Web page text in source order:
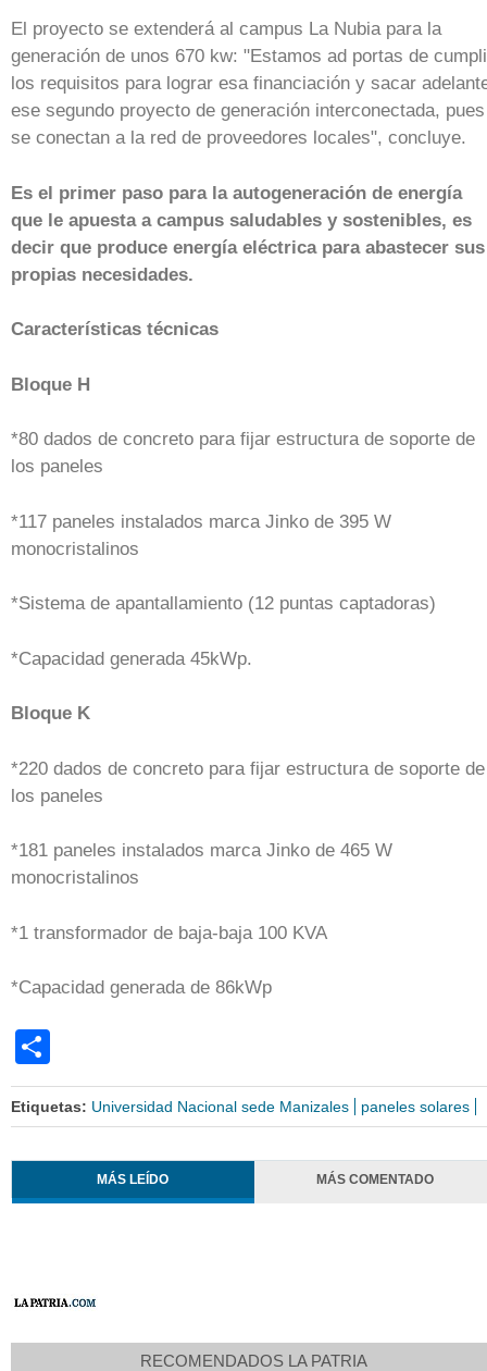
El proyecto se extenderá al campus La Nubia para la
generación de unos 670 kw: "Estamos ad portas de
los requisitos para lograr esa financiación y sacar
ese segundo proyecto de generación interconectada, pues
se conectan a la red de proveedores locales", concluye.
Es el primer paso para la autogeneración de energía
que le apuesta a campus saludables y sostenibles, es
decir que produce energía eléctrica para abastecer sus
propias necesidades.
Características técnicas
Bloque H
*80 dados de concreto para fijar estructura de soporte de
los paneles
*117 paneles instalados marca Jinko de 395 W
monocristalinos
*Sistema de apantallamiento (12 puntas captadoras)
*Capacidad generada 45kWp.
Bloque K
*220 dados de concreto para fijar estructura de soporte de
los paneles
*181 paneles instalados marca Jinko de 465 W
monocristalinos
*1 transformador de baja-baja 100 KVA
*Capacidad generada de 86kWp
Etiquetas: Universidad Nacional sede Manizales paneles solares
MÁS LEÍDO MÁS COMENTADO
RECOMENDADOS LA PATRIA